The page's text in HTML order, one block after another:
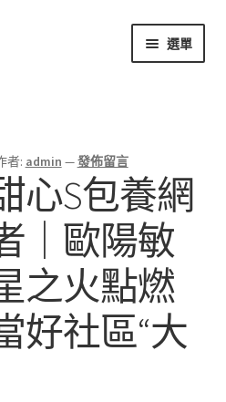
選單
者: admin —發佈留言
心S包養網
｜歐陽敏
之火點燃
好社區“大